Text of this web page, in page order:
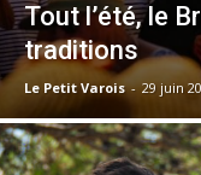
Tout l’été, le
traditions
Le Petit Varois - 29 juin